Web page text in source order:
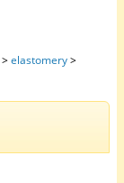
>elastomery>